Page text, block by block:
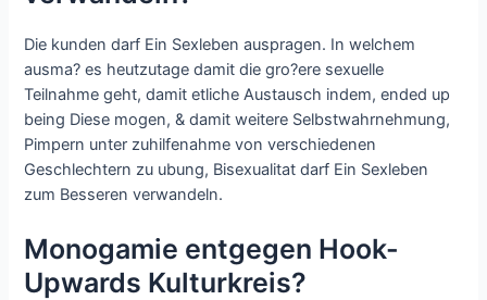
Die kunden darf Ein Sexleben auspragen. In welchem
ausma? es heutzutage damit die gro?ere sexuelle
Teilnahme geht, damit etliche Austausch indem, ended up
being Diese mogen, & damit weitere Selbstwahrnehmung,
Pimpern unter zuhilfenahme von verschiedenen
Geschlechtern zu ubung, Bisexualitat darf Ein Sexleben
zum Besseren verwandeln.
Monogamie entgegen Hook-
Upwards Kulturkreis?